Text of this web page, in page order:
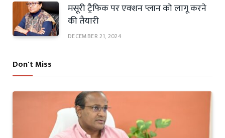
मसूरी ट्रैफिक पर एक्शन प्लान को लागू करने
की तैयारी
DECEMBER 21, 2024
Don't Miss